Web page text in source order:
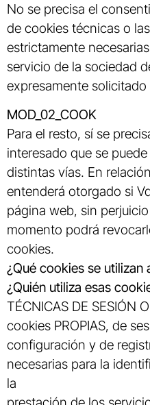
No se precisa el
de cookies técnicas o
estrictamente
servicio de la sociedad
expresamente
MOD_02_COOK
Para el resto, sí se
interesado que se
distintas vías. En
entenderá otorgado si
página web, sin
momento podrá
cookies.
¿Qué cookies se
¿Quién utiliza esas
TÉCNICAS DE SESIÓN
cookies PROPIAS, de
configuración y de
necesarias para la
la